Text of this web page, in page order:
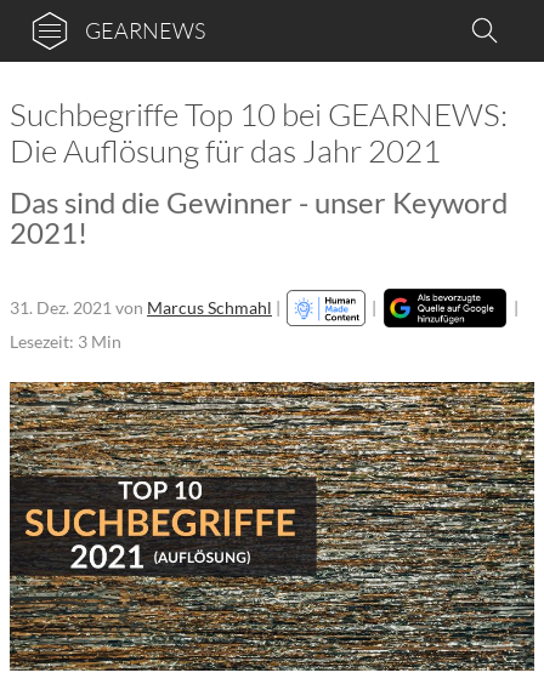
GEARNEWS
Suchbegriffe Top 10 bei GEARNEWS:
Die Auflösung für das Jahr 2021
Das sind die Gewinner - unser Keyword
2021!
31. Dez. 2021 von Marcus Schmahl | |
|
Lesezeit: 3 Min